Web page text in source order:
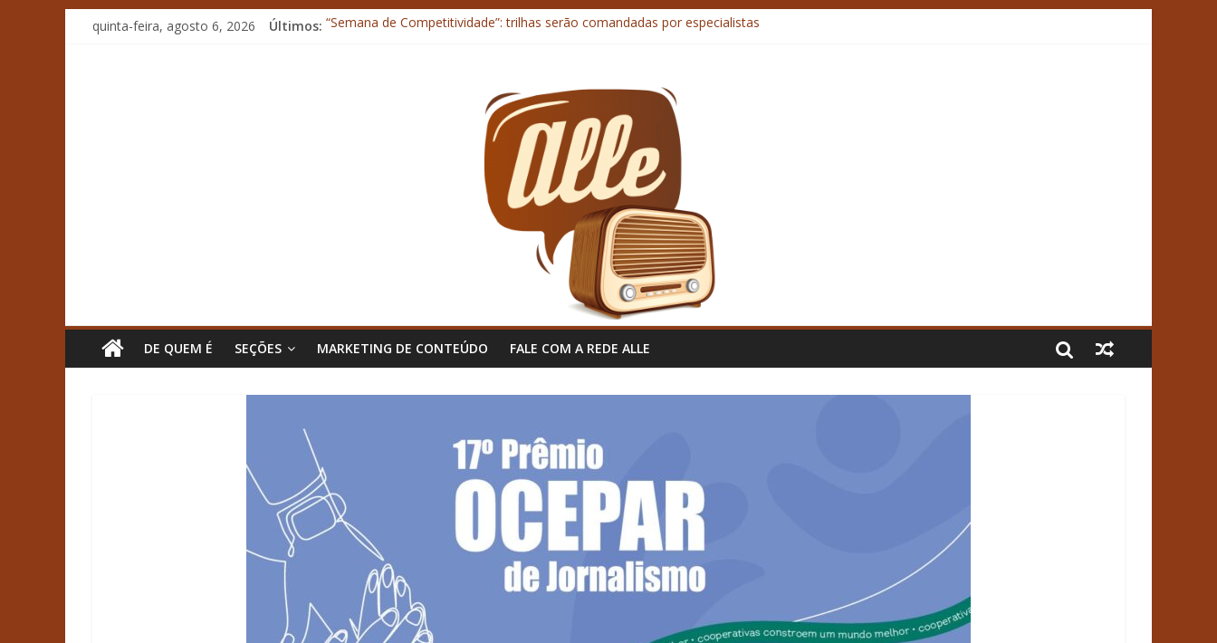
quinta-feira, agosto 6, 2026 Últimos: “Semana de Competitividade”: trilhas serão comandadas por especialistas
Representante da Agrária fala sobre nutrição de bovinos leiteiros no “Agroleite 2026”
Impacto da geopolítica global no agro brasileiro abre debate em seminário sobre mercado de soja
DE QUEM É SEÇÕES MARKETING DE CONTEÚDO FALE COM A REDE ALLE